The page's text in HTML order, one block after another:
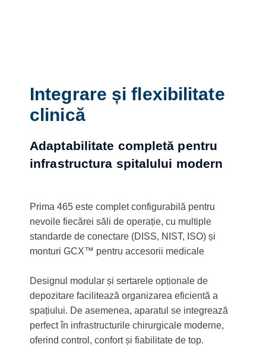
Integrare și flexibilitate
clinică
Adaptabilitate completă pentru
infrastructura spitalului modern
Prima 465 este complet configurabilă pentru
nevoile fiecărei săli de operație, cu multiple
standarde de conectare (DISS, NIST, ISO) și
monturi GCX™ pentru accesorii medicale
Designul modular și sertarele opționale de
depozitare facilitează organizarea eficientă a
spațiului. De asemenea, aparatul se integrează
perfect în infrastructurile chirurgicale moderne,
oferind control, confort și fiabilitate de top.